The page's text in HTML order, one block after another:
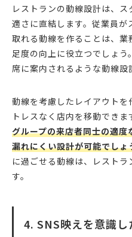
レストランの動線設計は、
適さに直結します。従業員が
取れる動線を作ることは、
足度の向上に役立つでしょ
席に案内されるような動線設
動線を考慮したレイアウト
トレスなく店内を移動できま
グループの来店者同士の適
漏れにくい設計が可能でしょ
に過ごせる動線は、レスト
す。
4. SNS映えを意識